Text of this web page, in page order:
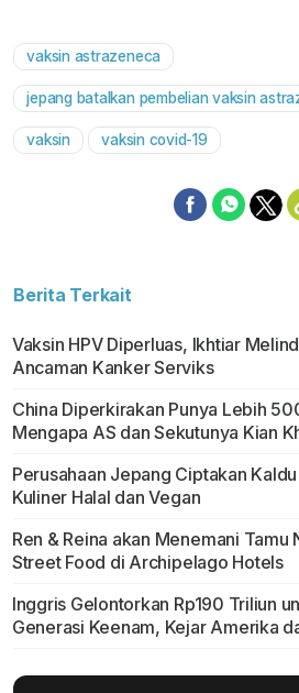
vaksin astrazeneca
jepang batalkan pembelian vaksin
vaksin vaksin covid-19
Berita Terkait
Vaksin HPV Diperluas, Ikhtiar
Ancaman Kanker Serviks
China Diperkirakan Punya Lebih
Mengapa AS dan Sekutunya Kian
Perusahaan Jepang Ciptakan
Kuliner Halal dan Vegan
Ren & Reina akan Menemani Tamu
Street Food di Archipelago Hotels
Inggris Gelontorkan Rp190 Triliun
Generasi Keenam, Kejar Amerika